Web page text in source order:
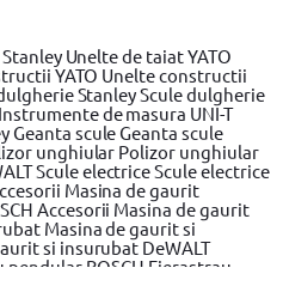
Unelte de taiat YATO
YATO Unelte constructii
StanleyScule dulgherie
Instrumente de masura UNI-T
Geanta sculeGeanta scule
unghiular Polizor unghiular
Scule electriceScule electrice
Masina de gaurit
Accesorii Masina de gaurit
Masina de gaurit si
si insurubat DeWALT
pendular BOSCH Fierastrau